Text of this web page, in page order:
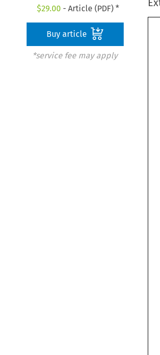
$29.00 - Article (PDF) *
Buy article
*service fee may apply